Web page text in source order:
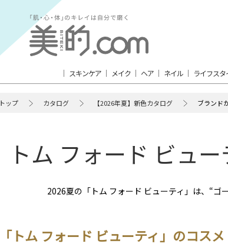
スキンケア メイク ヘア ネイル ライフスタ
トップ カタログ 【2026年夏】新色カタログ ブランド
トム フォード ビュ
2026夏の「トム フォード ビューティ」は、“
「トム フォード ビューティ」のコス